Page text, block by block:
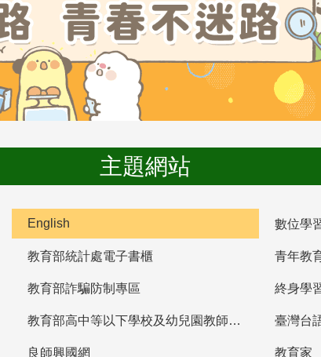
主題網站
English 數位學
教育部統計處電子書櫃 青年教
教育部詐騙防制專區 終身學
教育部高中等以下學校及幼兒園教師資格檢定考試 臺灣台
良師興國網 教育家